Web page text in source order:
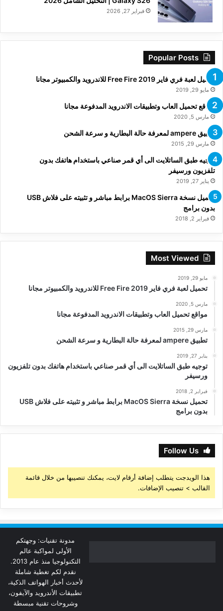
فبراير 27, 2026
Popular Posts
تحميل لعبة فري فاير Free Fire 2019 للاندرويد والكمبيوتر مجانا
مايو 29, 2019
مواقع تحميل العاب وتطبيقات الاندرويد المدفوعة مجانا
مارس 5, 2020
تطبيق ampere لمعرفة حالة البطارية و سرعة الشحن
مارس 29, 2015
توجيه طبق الساتلايت الى أي قمر صناعي باستخدام هاتفك بدون
تلفزيون ورسيفر
يناير 27, 2019
تحميل نسخة MacOS Sierra برابط مباشر و تثبيته على فلاش USB
بدون برامج
فبراير 2, 2018
Most Viewed
مايو 29, 2019
تحميل لعبة فري فاير Free Fire 2019 للاندرويد والكمبيوتر مجانا
مارس 5, 2020
مواقع تحميل العاب وتطبيقات الاندرويد المدفوعة مجانا
مارس 29, 2015
تطبيق ampere لمعرفة حالة البطارية و سرعة الشحن
يناير 27, 2019
توجيه طبق الساتلايت الى أي قمر صناعي باستخدام هاتفك بدون تلفزيون
ورسيفر
فبراير 2, 2018
تحميل نسخة MacOS Sierra برابط مباشر و تثبيته على فلاش USB
بدون برامج
Follow Us
هذا الويدجت يتطلب إضافة أرقام لايت، يمكنك تنصيبها من خلال قائمة
القالب > تنصيب الإضافات.
مدونة تقنيات: وجهتكم
الأولى لمواكبة عالم
التكنولوجيا منذ عام 2013.
نقدم لكم تغطية شاملة
لأحدث أخبار الهواتف الذكية،
تطبيقات الأندرويد والآيفون،
وشروحات تقنية مبسطة